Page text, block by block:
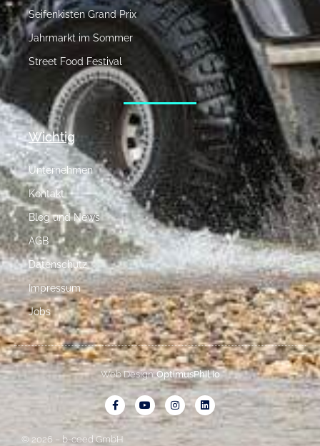
Seifenkisten Grand Prix
Jahrmarkt im Sommer
Street Food Festival
Wichtig
Unternehmen
Kontakt
Blog und News
AGB
Datenschutz
Impressum
Jobs
© 2026 – b-ceed GmbH
Web Design:OptimusPhil.io